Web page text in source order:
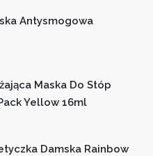
Antysmogowa
Maska Do Stóp
Yellow 16ml
Damska Rainbow